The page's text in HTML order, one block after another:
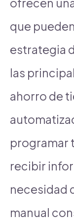
que
estrategia
las
ahorro de
programar
recibir
necesidad
manual